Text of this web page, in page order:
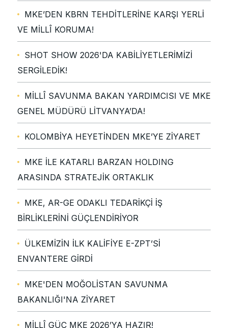
MKE’DEN KBRN TEHDİTLERİNE KARŞI YERLİ
VE MİLLÎ KORUMA!
SHOT SHOW 2026'DA KABİLİYETLERİMİZİ
SERGİLEDİK!
MİLLÎ SAVUNMA BAKAN YARDIMCISI VE MKE
GENEL MÜDÜRÜ LİTVANYA’DA!
KOLOMBİYA HEYETİNDEN MKE’YE ZİYARET
MKE İLE KATARLI BARZAN HOLDING
ARASINDA STRATEJİK ORTAKLIK
MKE, AR-GE ODAKLI TEDARİKÇİ İŞ
BİRLİKLERİNİ GÜÇLENDİRİYOR
ÜLKEMİZİN İLK KALİFİYE E-ZPT’Sİ
ENVANTERE GİRDİ
MKE'DEN MOĞOLİSTAN SAVUNMA
BAKANLIĞI'NA ZİYARET
MİLLÎ GÜÇ MKE 2026’YA HAZIR!